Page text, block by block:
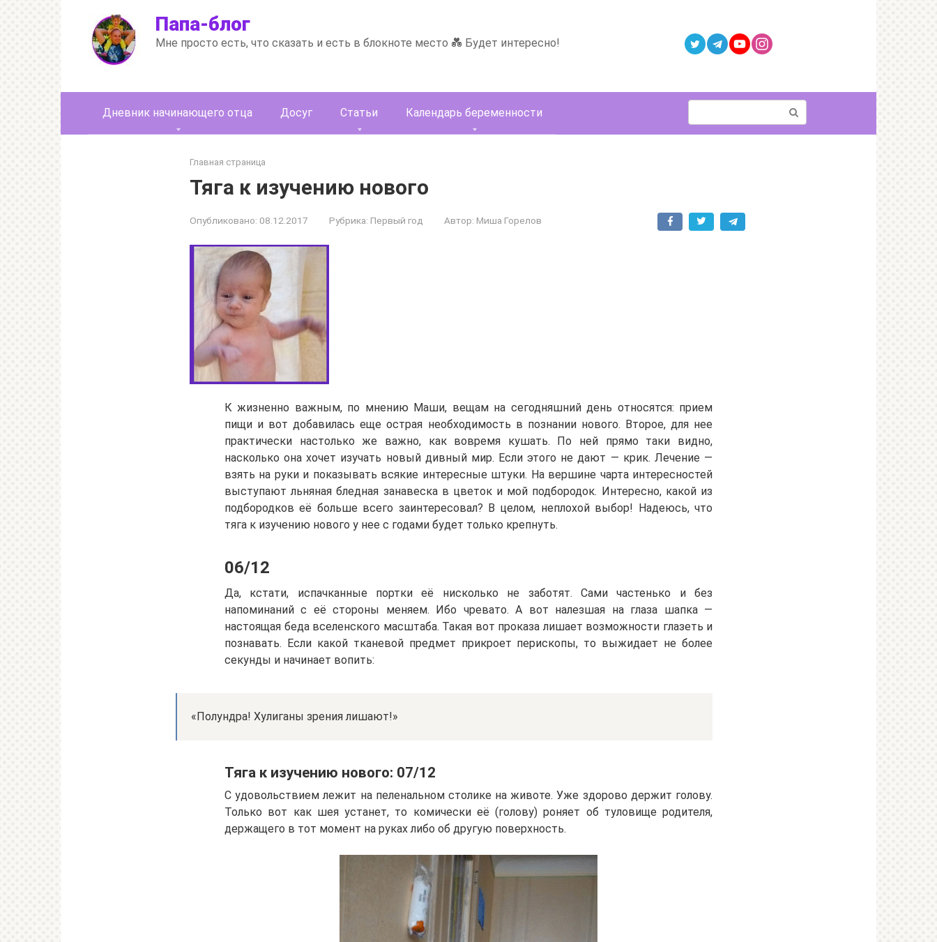
Папа-блог
Мне просто есть, что сказать и есть в блокноте место 💑 Будет интересно!
Дневник начинающего отца Досуг Статьи Календарь беременности
Главная страница
Тяга к изучению нового
Опубликовано: 08.12.2017 Рубрика: Первый год Автор: Миша Горелов
К жизненно важным, по мнению Маши, вещам на сегодняшний день относятся: прием
пищи и вот добавилась еще острая необходимость в познании нового. Второе, для нее
практически настолько же важно, как вовремя кушать. По ней прямо таки видно,
насколько она хочет изучать новый дивный мир. Если этого не дают — крик. Лечение —
взять на руки и показывать всякие интересные штуки. На вершине чарта интересностей
выступают льняная бледная занавеска в цветок и мой подбородок. Интересно, какой из
подбородков её больше всего заинтересовал? В целом, неплохой выбор! Надеюсь, что
тяга к изучению нового у нее с годами будет только крепнуть.
06/12
Да, кстати, испачканные портки её нисколько не заботят. Сами частенько и без
напоминаний с её стороны меняем. Ибо чревато. А вот налезшая на глаза шапка —
настоящая беда вселенского масштаба. Такая вот проказа лишает возможности глазеть и
познавать. Если какой тканевой предмет прикроет перископы, то выжидает не более
секунды и начинает вопить:
«Полундра! Хулиганы зрения лишают!»
Тяга к изучению нового: 07/12
С удовольствием лежит на пеленальном столике на животе. Уже здорово держит голову.
Только вот как шея устанет, то комически её (голову) роняет об туловище родителя,
держащего в тот момент на руках либо об другую поверхность.